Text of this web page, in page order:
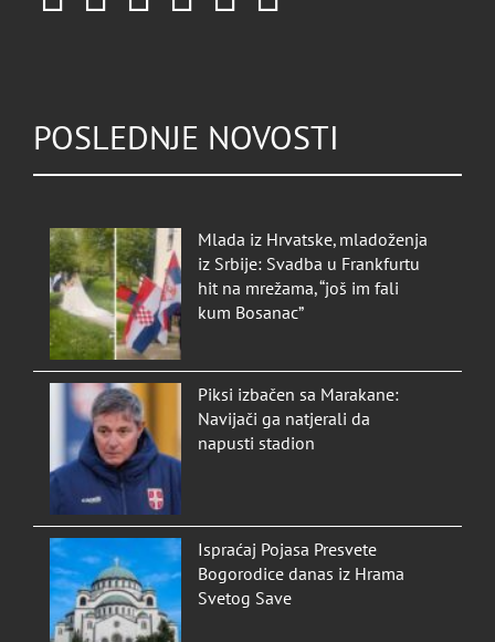
POSLEDNJE NOVOSTI
Mlada iz Hrvatske, mladoženja
iz Srbije: Svadba u Frankfurtu
hit na mrežama, “još im fali
kum Bosanac”
Piksi izbačen sa Marakane:
Navijači ga natjerali da
napusti stadion
Ispraćaj Pojasa Presvete
Bogorodice danas iz Hrama
Svetog Save